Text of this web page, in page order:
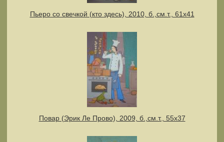
Пьеро со свечкой (кто здесь), 2010, б.,см.т., 61х41
Повар (Эрик Ле Прово), 2009, б.,см.т., 55х37